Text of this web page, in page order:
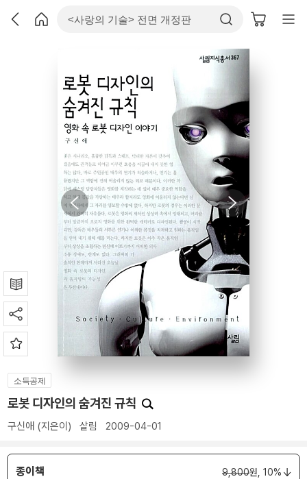
소득공제
로봇 디자인의 숨겨진 규칙
구신애 (지은이) 살림 2009-04-01
종이책 9,800원, 10%